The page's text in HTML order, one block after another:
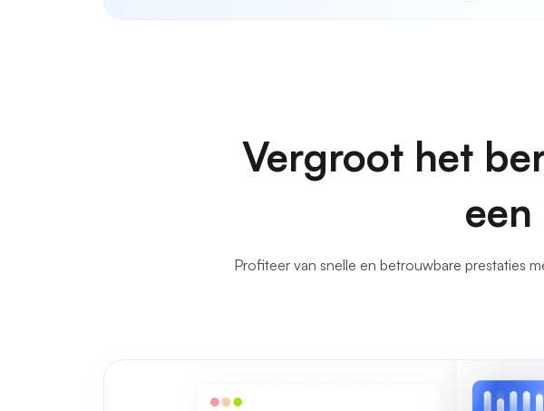
Vergroot het
een
Profiteer van snelle en betrouwbare prestaties